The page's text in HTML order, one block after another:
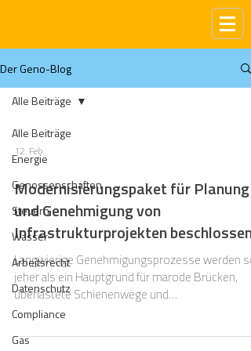
Der Geno-Blog
Alle Beiträge
Energie
Genossenschaften
Steuern
Wasser
Arbeitsrecht
Datenschutz
Compliance
Gas
Alle Beiträge
12. Feb.
Modernisierungspaket für Planung
und Genehmigung von
Infrastrukturprojekten beschlossen
Langwierige Genehmigungsprozesse werden
jeher als ein Hauptgrund für marode Brücken,
überlastete Schienenwege und
sanierungsbedürftige Wasserstraßen in
Bundesregierung tätig geworden und hat am